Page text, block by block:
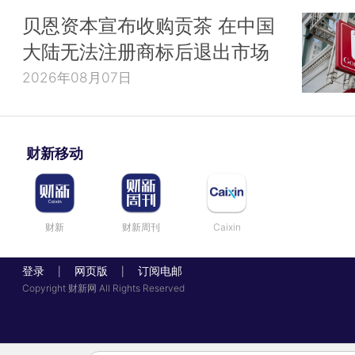
贝恩资本宣布收购贡茶 在中国
大陆无法注册商标后退出市场
2026年08月07日
财新移动
财新 财新周刊 Caixin
登录 网页版 订阅电邮
Copyright 财新网 All Rights Reserved